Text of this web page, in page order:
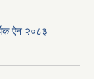
ऐन २०८३